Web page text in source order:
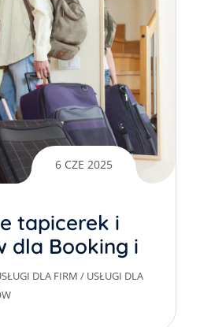
6 CZE 2025
tapicerek i
dla Booking i
DLA FIRM / USŁUGI DLA